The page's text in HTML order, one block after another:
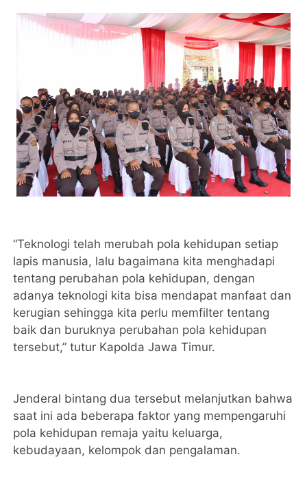
“Teknologi telah merubah pola kehidupan setiap
lapis manusia, lalu bagaimana kita menghadapi
tentang perubahan pola kehidupan, dengan
adanya teknologi kita bisa mendapat manfaat dan
kerugian sehingga kita perlu memfilter tentang
baik dan buruknya perubahan pola kehidupan
tersebut,” tutur Kapolda Jawa Timur.
Jenderal bintang dua tersebut melanjutkan bahwa
saat ini ada beberapa faktor yang mempengaruhi
pola kehidupan remaja yaitu keluarga,
kebudayaan, kelompok dan pengalaman.